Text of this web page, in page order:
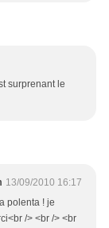
surprenant le
13/09/2010 16:17
polenta ! je
/> <br /> <br